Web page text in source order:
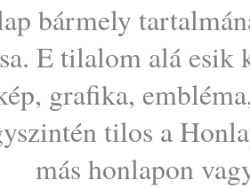
bármely
E tilalom alá esik
grafika,
tilos a
más honlapon